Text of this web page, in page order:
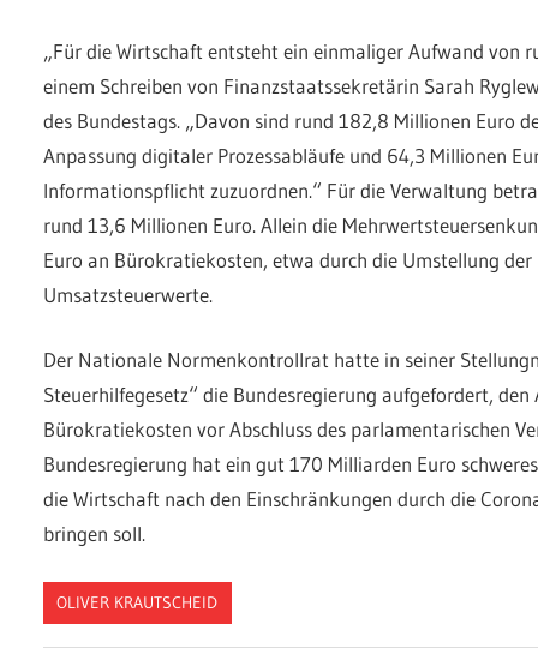
„Für die Wirtschaft entsteht ein einmaliger Aufwand von
einem Schreiben von Finanzstaatssekretärin Sarah
des Bundestags. „Davon sind rund 182,8 Millionen Euro
Anpassung digitaler Prozessabläufe und 64,3 Millionen
Informationspflicht zuzuordnen.“ Für die Verwaltung
rund 13,6 Millionen Euro. Allein die
Euro an Bürokratiekosten, etwa durch die Umstellung
Umsatzsteuerwerte.
Der Nationale Normenkontrollrat hatte in seiner
Steuerhilfegesetz“ die Bundesregierung aufgefordert,
Bürokratiekosten vor Abschluss des parlamentarischen
Bundesregierung hat ein gut 170 Milliarden Euro
die Wirtschaft nach den Einschränkungen durch die
bringen soll.
OLIVER KRAUTSCHEID